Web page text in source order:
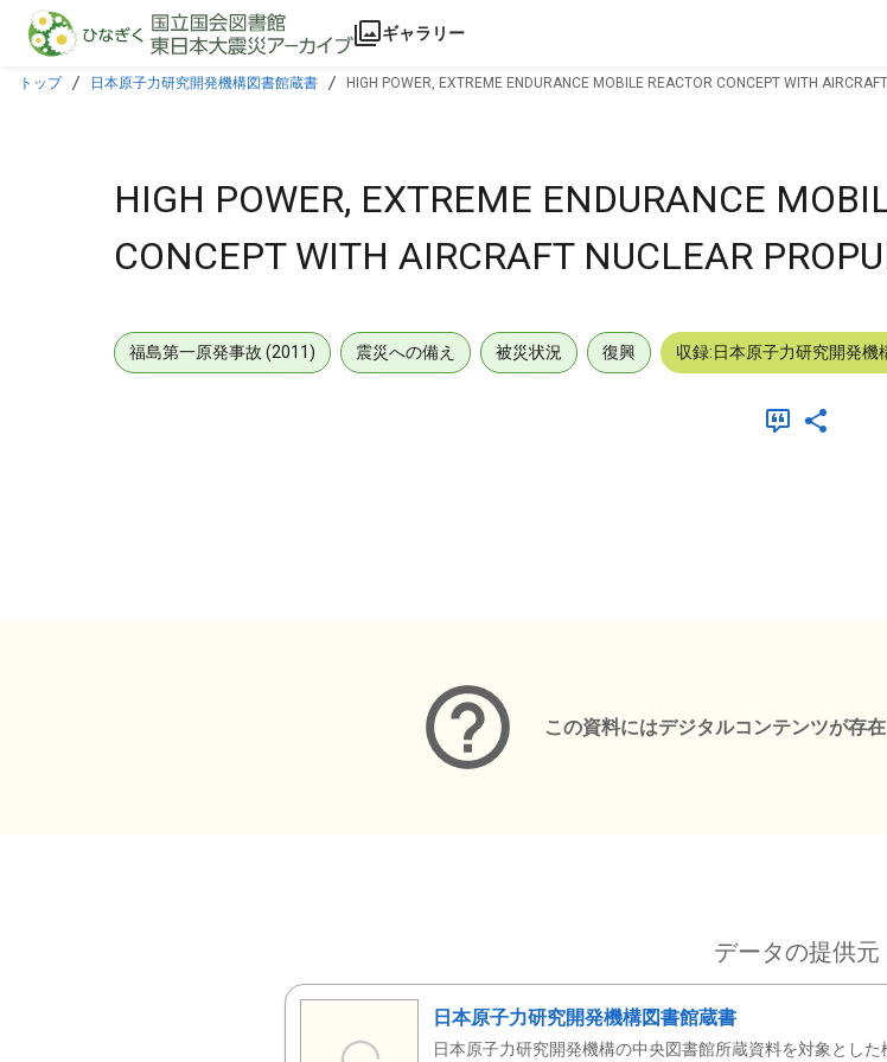
本文に飛ぶ
ギャラリー
トップ 日本原子力研究開発機構図書館蔵書 HIGH POWER, EXTREME ENDURANCE MOBILE REACTOR CONCEPT WITH
HIGH POWER, EXTREME ENDURANCE
CONCEPT WITH AIRCRAFT NUCLEAR
福島第一原発事故 (2011) 震災への備え 被災状況 復興 収録:日本原子力研究開発機
この資料にはデジタルコンテンツが存在
データの提供元
日本原子力研究開発機構図書館蔵書
日本原子力研究開発機構の中央図書館所蔵資料を対象とし